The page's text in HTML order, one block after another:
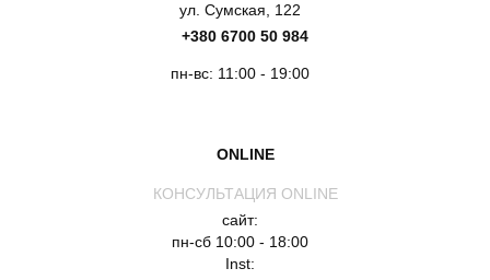
ул. Сумская, 122
+380 6700 50 984
пн-вс: 11:00 - 19:00
ONLINE
КОНСУЛЬТАЦИЯ ONLINE
сайт:
пн-сб 10:00 - 18:00
Inst: